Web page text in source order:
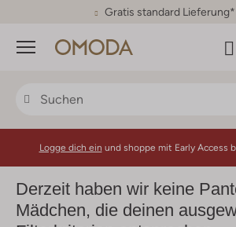
30 Tage Rückgaberecht
Menü
Logge dich ein und shoppe mit Early Access
Derzeit haben wir keine
Mädchen, die deinen